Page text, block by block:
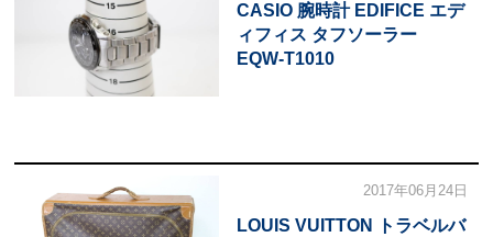
CASIO 腕時計 EDIFICE エデ
ィフィス タフソーラー
EQW-T1010
2017年06月24日
LOUIS VUITTON トラベルバ